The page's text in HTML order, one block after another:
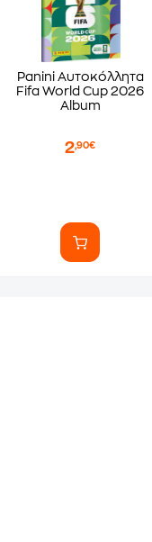
Panini Αυτοκόλλητα
Fifa World Cup 2026
Album
2,90€